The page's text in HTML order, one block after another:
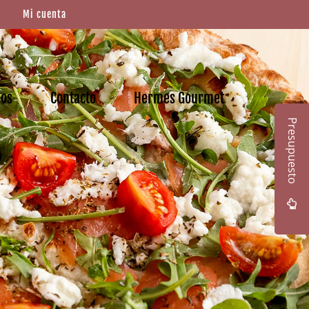
Mi cuenta
Contacto Hermes Gourmet
Presupuesto